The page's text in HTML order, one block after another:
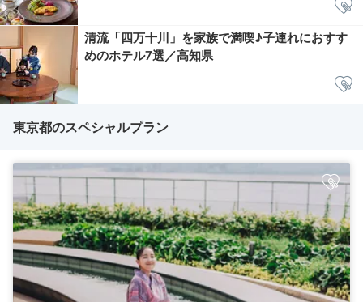
清流「四万十川」を家族で満喫♪子連れにおすす
めのホテル7選／高知県
東京都のスペシャルプラン